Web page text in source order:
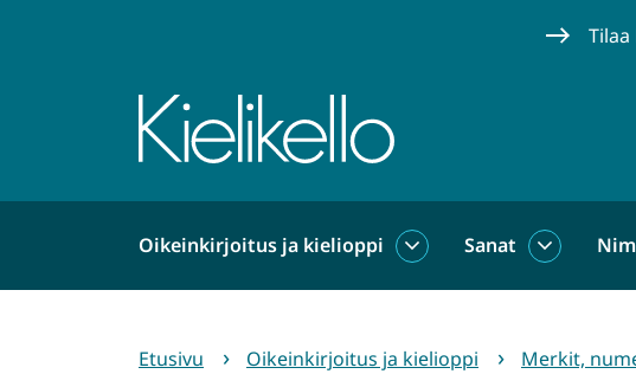
Etusivu
Oikeinkirjoitus ja kielioppi
Oikeinkirjoitus
Sanat
Sanat
Etusivu
Oikeinkirjoitus ja kielioppi Merkit,